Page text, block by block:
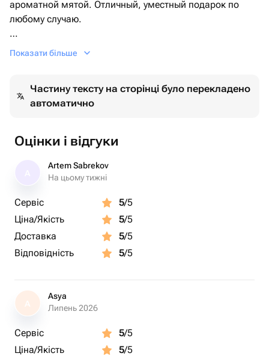
ароматной мятой. Отличный, уместный подарок по
любому случаю.
будь то день рождения, юбилей, 8 марта, день
Букет можно подарить любимой жене, девушке, маме,
бабушке, сестре, подруге, коллеге.
Сохраняйте магазин в избранные, чтобы оставаться
всегда в курсе новых поступлений и акций.
В нашем магазине вы также найдете:
сладкие подарки (торты, клубнику в шоколаде,
Воздушные шары
Мягкие игрушки
Украшения
удовольствием помогут подобрать ваш лучший
подарок.
Показати більше
Частину тексту на сторінці було перекладено
автоматично
Оцінки і відгуки
Artem Sabrekov
На цьому тижні
Сервіс 5/5
Ціна/Якість
5/5
Доставка
5/5
Відповідність
5/5
A
Asya
Липень 2026
Сервіс 5/5
Ціна/Якість
5/5